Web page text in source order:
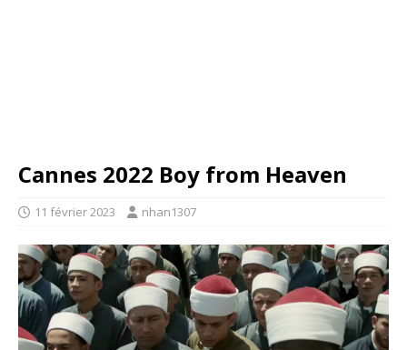
Cannes 2022 Boy from Heaven
11 février 2023 nhan1307